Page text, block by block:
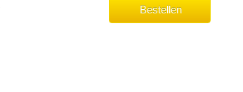
Bestellen